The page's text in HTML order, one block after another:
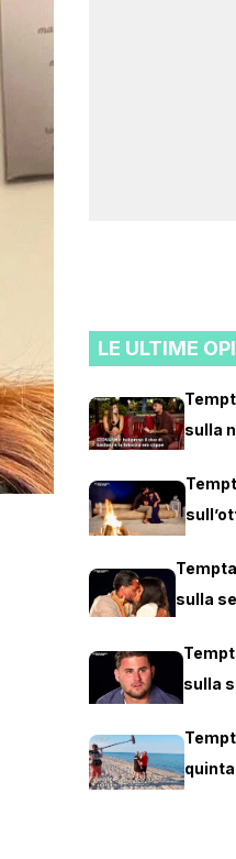
LE ULTIME
sulla
sulla
sulla